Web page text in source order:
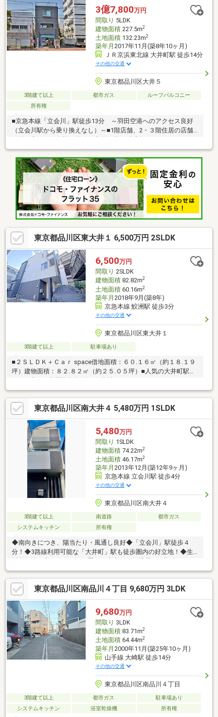
ン・設計・施工と多角的に展開しております。城南エリアの不動
産オーナー様と長いお付き合いをして得られた情報を惜しみなく
提供しております。
3億7,800万円
間取り 5LDK
建物面積227.5m2
土地面積132.23m2
築年月 2017年11月(築8年10ヶ月)
ＪＲ京浜東北線 大井町駅 徒歩14分
その他の交通
東京都品川区大井５
3階建て以上 都市ガス
ルーフバルコニー
所有権
■京急本線「立会川」駅徒歩13分 ～羽田空港へのアクセス良好
（立会川駅から乗り換えなし）～■1階店舗、2・３階住居の店舗
ー）賃貸中 2026年4月16日現在■現況月額賃料２０９，０００円
■カースペース2台分（車種制限あり）■前面道路も広く、陽当
り・通風良好です。前面公道：幅員約15ｍ（歩道含む）■屋上か
らは富士山を望めます（天候による）※建物面積には車庫２６．
０８㎡含む※一部コインランドリーとして委託（賃料２０９，０
００円）※賃料収入は将来にわたって確実に得られることを保証
するものではありません
東京都品川区東大井１ 6,500万円 2SLDK
6,500万円
間取り 2SLDK
建物面積82.82m2
土地面積60.16m2
築年月 2018年9月(築8年)
京急本線 鮫洲駅 徒歩3分
その他の交通
東京都品川区東大井１
3階建て以上 駐車場あり
■２ＳＬＤＫ＋Ｃａｒ space借地面積：６０.１６㎡（約１８.１９
坪）建物面積：８２.８２㎡（約２５.０５坪）■人気の大井町駅ア
東京都品川区南大井４ 5,480万円 1SLDK
5,480万円
間取り 1SLDK
建物面積74.22m2
土地面積46.17m2
築年月 2013年12月(築12年9ヶ月)
京急本線 立会川駅 徒歩4分
その他の交通
東京都品川区南大井４
3階建て以上 南道路
都市ガス
システムキッチン
所有権
◆南向きにつき、陽当たり・風通し良好◆「立会川」駅徒歩４
分！◆3路線利用可能な「大井町」駅も徒歩圏内の好立地！◆生
す◎※利回りは将来にわたり確実保証されるものではありませ
ん。━━━━━━━━━━━━━━━━━━━━━━━■〇お客
様のご条件をお聞かせいただき、ご希望に沿った物件をご紹介い
たします。〇ご自宅やご指定の場所まで送迎も行っております。
土日祝日はもちろん、お仕事終わりの時間帯、平日でもご案内い
たします。当日案内希望など、お気軽にお問合せください！
■━━━━━━━━━━━━━━━━━━━━━━━
東京都品川区南品川４丁目 9,680万円 3LDK
9,680万円
間取り 3LDK
建物面積83.71m2
土地面積64.44m2
築年月 2000年11月(築25年10ヶ月)
山手線 大崎駅 徒歩14分
その他の交通
東京都品川区南品川４丁目
3階建て以上 都市ガス
駐車場あり
システムキッチン
浴室乾燥機 所有権